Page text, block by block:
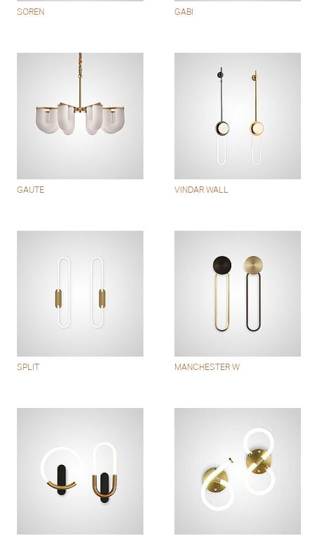
SOREN GABI
GAUTE VINDAR WALL
SPLIT MANCHESTER W